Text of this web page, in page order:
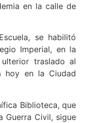
en la calle de
se habilitó
Imperial, en la
traslado al
hoy en la Ciudad
Biblioteca, que
Guerra Civil, sigue